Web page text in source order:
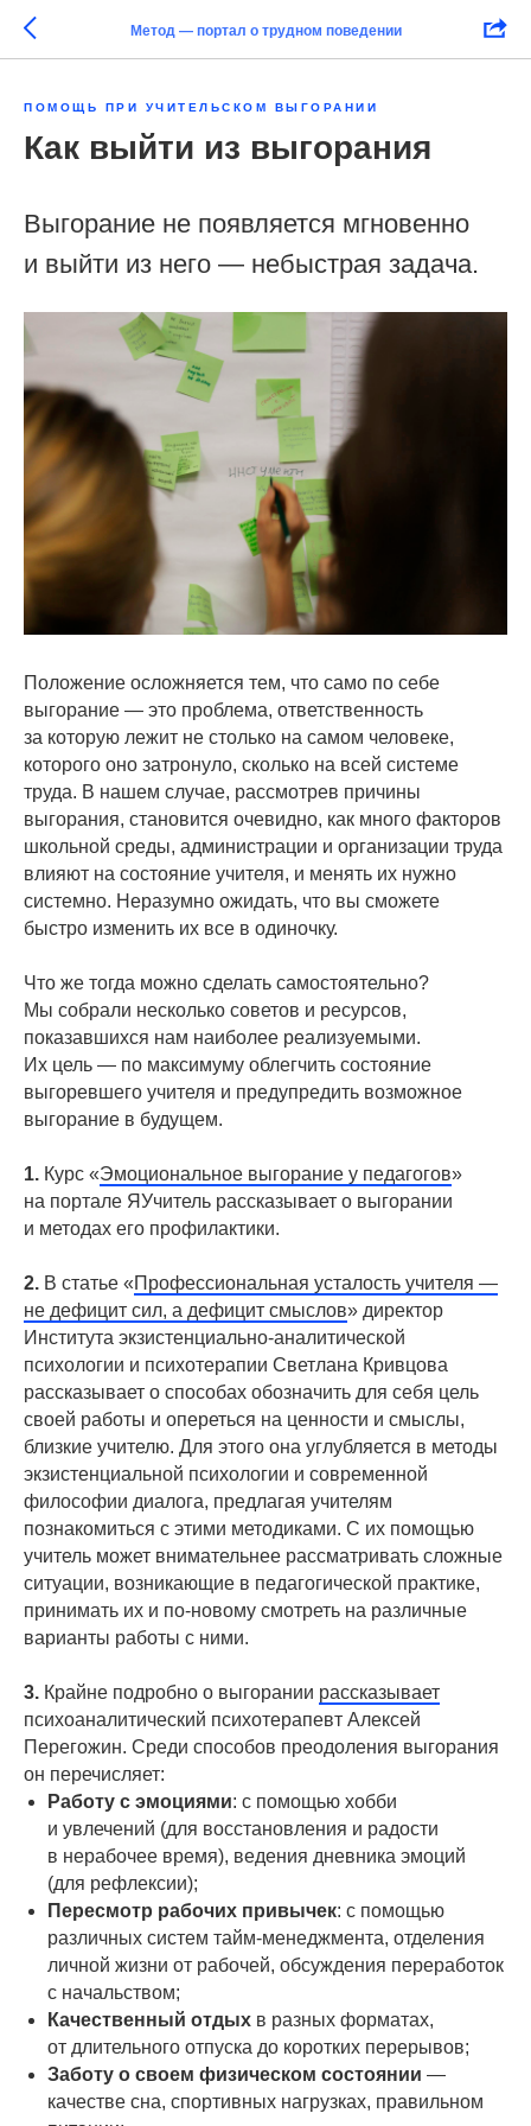
Метод — портал о трудном поведении
ПОМОЩЬ ПРИ УЧИТЕЛЬСКОМ ВЫГОРАНИИ
Как выйти из выгорания
Выгорание не появляется мгновенно
и выйти из него — небыстрая задача.
Положение осложняется тем, что само по себе
выгорание — это проблема, ответственность
за которую лежит не столько на самом человеке,
которого оно затронуло, сколько на всей системе
труда. В нашем случае, рассмотрев причины
выгорания, становится очевидно, как много факторов
школьной среды, администрации и организации труда
влияют на состояние учителя, и менять их нужно
системно. Неразумно ожидать, что вы сможете
быстро изменить их все в одиночку.
Что же тогда можно сделать самостоятельно?
Мы собрали несколько советов и ресурсов,
показавшихся нам наиболее реализуемыми.
Их цель — по максимуму облегчить состояние
выгоревшего учителя и предупредить возможное
выгорание в будущем.
1. Курс «Эмоциональное выгорание у педагогов»
на портале ЯУчитель рассказывает о выгорании
и методах его профилактики.
2. В статье «Профессиональная усталость учителя —
не дефицит сил, а дефицит смыслов» директор
Института экзистенциально-аналитической
психологии и психотерапии Светлана Кривцова
рассказывает о способах обозначить для себя цель
своей работы и опереться на ценности и смыслы,
близкие учителю. Для этого она углубляется в методы
экзистенциальной психологии и современной
философии диалога, предлагая учителям
познакомиться с этими методиками. С их помощью
учитель может внимательнее рассматривать сложные
ситуации, возникающие в педагогической практике,
принимать их и по-новому смотреть на различные
варианты работы с ними.
3. Крайне подробно о выгорании рассказывает
психоаналитический психотерапевт Алексей
Перегожин. Среди способов преодоления выгорания
он перечисляет:
Работу с эмоциями: с помощью хобби
и увлечений (для восстановления и радости
в нерабочее время), ведения дневника эмоций
(для рефлексии);
Пересмотр рабочих привычек: с помощью
различных систем тайм-менеджмента, отделения
личной жизни от рабочей, обсуждения переработок
с начальством;
Качественный отдых в разных форматах,
от длительного отпуска до коротких перерывов;
Заботу о своем физическом состоянии —
качестве сна, спортивных нагрузках, правильном